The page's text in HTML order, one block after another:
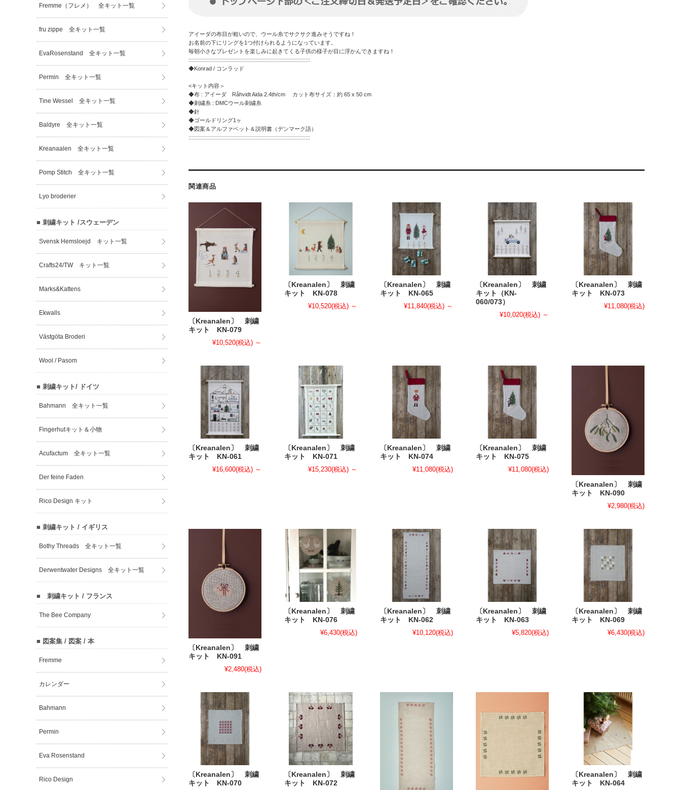
アイーダの布目が粗いので、ウール糸でサクサク進みそうですね！
お名前の下にリングを1つ付けられるようになっています。
毎朝小さなプレゼントを楽しみに起きてくる子供の様子が目に浮かんできますね！
::::::::::::::::::::::::::::::::::::::::::::::::::::::::::::::::::::::::::::::::
◆Konrad / コンラッド
<キット内容＞
◆布 : アイーダ Råhvidt Aida 2.4th/cm カット布サイズ：約 65 x 50 cm
◆刺繍糸 : DMCウール刺繍糸
◆針
◆ゴールドリング1ヶ
◆図案＆アルファベット＆説明書（デンマーク語）
::::::::::::::::::::::::::::::::::::::::::::::::::::::::::::::::::::::::::::::::
関連商品
〔Kreanalen〕 刺繍
キット KN-079
¥10,520(税込) ～
〔Kreanalen〕 刺繍
キット KN-078
¥10,520(税込) ～
〔Kreanalen〕 刺繍
キット KN-065
¥11,840(税込) ～
〔Kreanalen〕 刺繍
キット（KN-
060/073）
¥10,020(税込) ～
〔Kreanalen〕 刺繍
キット KN-073
¥11,080(税込)
〔Kreanalen〕 刺繍
キット KN-061
¥16,600(税込) ～
〔Kreanalen〕 刺繍
キット KN-071
¥15,230(税込) ～
〔Kreanalen〕 刺繍
キット KN-074
¥11,080(税込)
〔Kreanalen〕 刺繍
キット KN-075
¥11,080(税込)
〔Kreanalen〕 刺繍
キット KN-090
¥2,980(税込)
〔Kreanalen〕 刺繍
キット KN-091
¥2,480(税込)
〔Kreanalen〕 刺繍
キット KN-076
¥6,430(税込)
〔Kreanalen〕 刺繍
キット KN-062
¥10,120(税込)
〔Kreanalen〕 刺繍
キット KN-063
¥5,820(税込)
〔Kreanalen〕 刺繍
キット KN-069
¥6,430(税込)
〔Kreanalen〕 刺繍
キット KN-070
〔Kreanalen〕 刺繍
キット KN-072
〔Kreanalen〕 刺繍
キット KN-064
Fremme（フレメ） 全キット一覧
fru zippe 全キット一覧
EvaRosenstand 全キット一覧
Permin 全キット一覧
Tine Wessel 全キット一覧
Baldyre 全キット一覧
Kreanaalen 全キット一覧
Pomp Stitch 全キット一覧
Lyo broderier
■ 刺繍キット /スウェーデン
Svensk Hemsloejd キット一覧
Crafts24/TW キット一覧
Marks&Kattens
Ekwalls
Västgöta Broderi
Wool / Pasom
■ 刺繍キット/ ドイツ
Bahmann 全キット一覧
Fingerhutキット＆小物
Acufactum 全キット一覧
Der feine Faden
Rico Design キット
■ 刺繍キット / イギリス
Bothy Threads 全キット一覧
Derwentwater Designs 全キット一覧
■ 刺繍キット / フランス
The Bee Company
■ 図案集 / 図案 / 本
Fremme
カレンダー
Bahmann
Permin
Eva Rosenstand
Rico Design